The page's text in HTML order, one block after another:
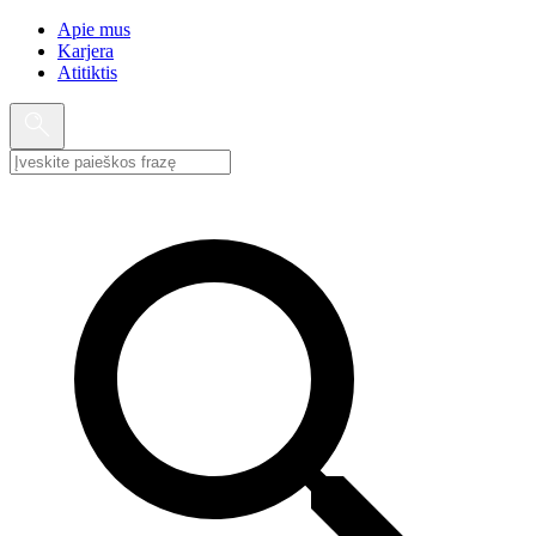
Apie mus
Karjera
Atitiktis